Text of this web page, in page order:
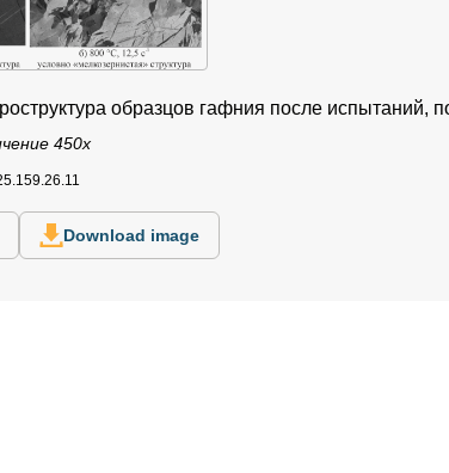
образцов гафния после испытаний,
450x
Download image